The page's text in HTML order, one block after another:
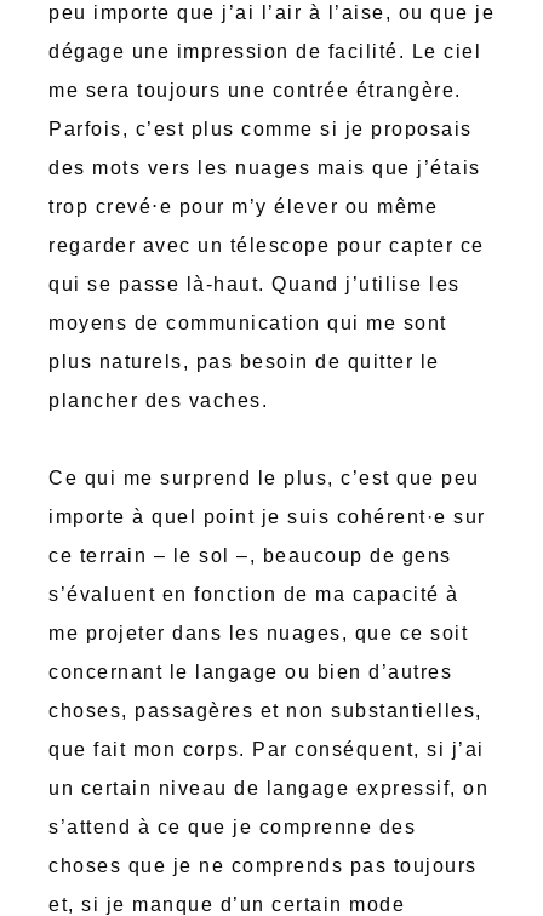
peu importe que j’ai l’air à l’aise, ou que je
dégage une impression de facilité. Le ciel
me sera toujours une contrée étrangère.
Parfois, c’est plus comme si je proposais
des mots vers les nuages mais que j’étais
trop crevé⋅e pour m’y élever ou même
regarder avec un télescope pour capter ce
qui se passe là-haut. Quand j’utilise les
moyens de communication qui me sont
plus naturels, pas besoin de quitter le
plancher des vaches.
Ce qui me surprend le plus, c’est que peu
importe à quel point je suis cohérent·e sur
ce terrain – le sol –, beaucoup de gens
s’évaluent en fonction de ma capacité à
me projeter dans les nuages, que ce soit
concernant le langage ou bien d’autres
choses, passagères et non substantielles,
que fait mon corps. Par conséquent, si j’ai
un certain niveau de langage expressif, on
s’attend à ce que je comprenne des
choses que je ne comprends pas toujours
et, si je manque d’un certain mode